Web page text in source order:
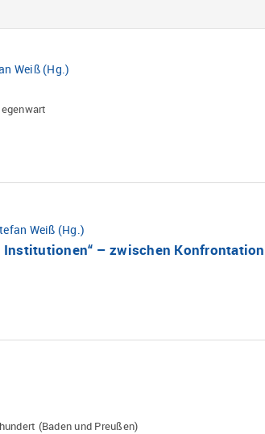
Weiß (Hg.)
Weiß (Hg.)
Institutionen“ – zwischen
(Baden und Preußen)